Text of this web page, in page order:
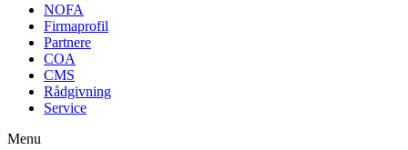
NOFA
Firmaprofil
Partnere
COA
CMS
Rådgivning
Service
Menu